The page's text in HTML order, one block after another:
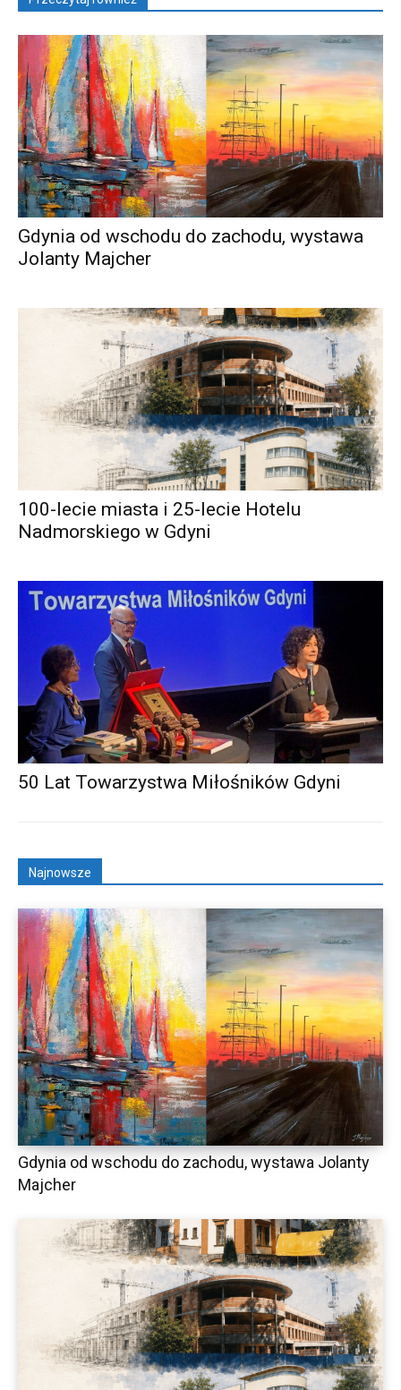
Gdynia od wschodu do zachodu, wystawa
Jolanty Majcher
100-lecie miasta i 25-lecie Hotelu
Nadmorskiego w Gdyni
50 Lat Towarzystwa Miłośników Gdyni
Najnowsze
Gdynia od wschodu do zachodu, wystawa Jolanty
Majcher